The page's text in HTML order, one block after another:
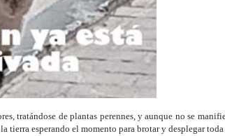
tratándose de plantas perennes, y aunque no se
tierra esperando el momento para brotar y desplegar toda